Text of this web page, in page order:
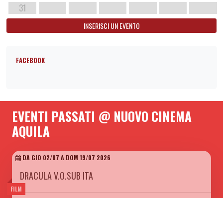
31
INSERISCI UN EVENTO
FACEBOOK
EVENTI PASSATI @ NUOVO CINEMA
AQUILA
FILM
DA GIO 02/07 A DOM 19/07 2026
DRACULA V.O.SUB ITA